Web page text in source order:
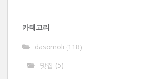
카테고리
dasomoli (118)
맛집 (5)